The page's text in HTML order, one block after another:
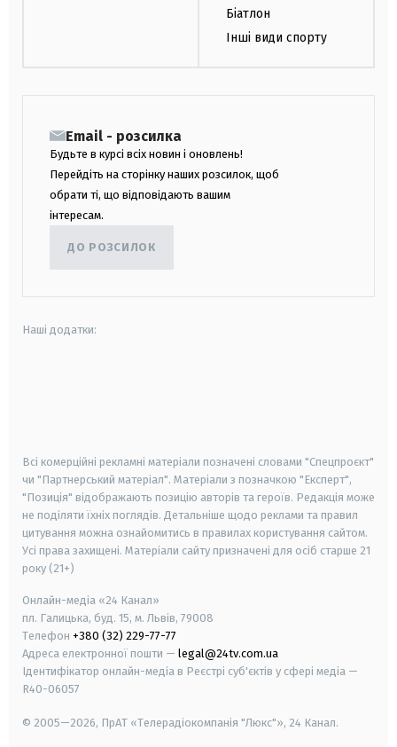
Біатлон
Інші види спорту
Email - розсилка
Будьте в курсі всіх новин і оновлень!
Перейдіть на сторінку наших розсилок, щоб
обрати ті, що відповідають вашим
інтересам.
ДО РОЗСИЛОК
Наші додатки:
Всі комерційні рекламні матеріали позначені словами "Спецпроєкт"
чи "Партнерський матеріал". Матеріали з позначкою "Експерт",
"Позиція" відображають позицію авторів та героїв. Редакція може
не поділяти їхніх поглядів. Детальніше щодо реклами та правил
цитування можна ознайомитись в правилах користування сайтом.
Усі права захищені. Матеріали сайту призначені для осіб старше 21
року (21+)
Онлайн-медіа «24 Канал»
пл. Галицька, буд. 15, м. Львів, 79008
Телефон +380 (32) 229-77-77
Адреса електронної пошти — legal@24tv.com.ua
Ідентифікатор онлайн-медіа в Реєстрі суб'єктів у сфері медіа —
R40-06057
© 2005—2026, ПрАТ «Телерадіокомпанія "Люкс"», 24 Канал.